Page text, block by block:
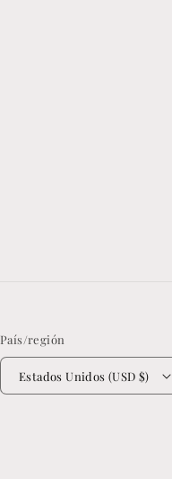
País/región
Estados Unidos (USD $)